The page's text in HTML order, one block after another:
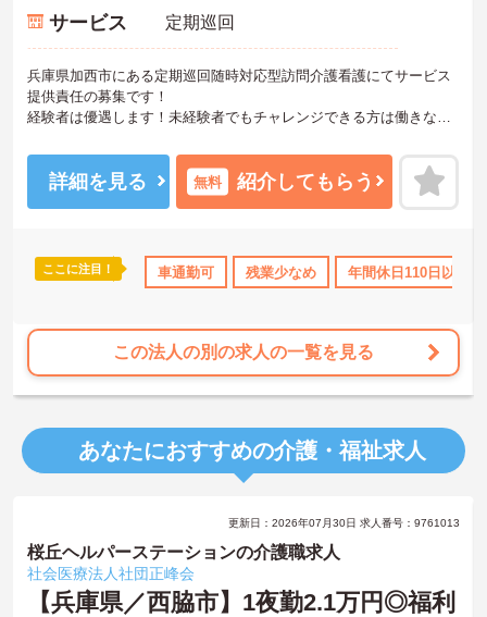
社会保険完備 交通費支給
サービス 定期巡回
兵庫県加西市にある定期巡回随時対応型訪問介護看護にてサービス
提供責任の募集です！
経験者は優遇します！未経験者でもチャレンジできる方は働きなが
条件を満たす方には、子育て支援を目的とした家賃補助や独自家族
手当等あり◎離職率が低く、安定して長く働けます！
ご興味のある方には、面接対策ポイントなど、さらに詳細をお話し
詳細を見る 無料 紹介してもらう
ここに注目！ 車通勤可 残業少なめ 年間休日110日以上
この法人の別の求人の一覧を見る
あなたにおすすめの介護・福祉求人
更新日：2026年07月30日 求人番号：9761013
桜丘ヘルパーステーションの介護職求人
社会医療法人社団正峰会
【兵庫県／西脇市】1夜勤2.1万円◎福利